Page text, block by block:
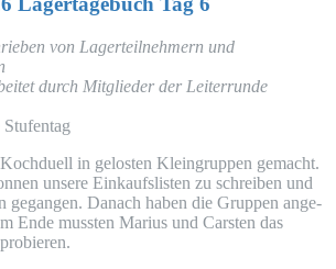
von Lager­teil­neh­mern und
durch Mit­glie­der der Leiterrunde
in gelos­ten Klein­grup­pen gemacht.
unse­re Ein­kaufs­lis­ten zu schrei­ben und
gegan­gen. Danach haben die Grup­pen ange­
Ende muss­ten Mari­us und Cars­ten das